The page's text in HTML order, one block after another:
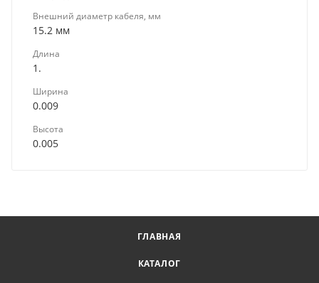
Внешний диаметр кабеля, мм
15.2 мм
Длина
1.
Ширина
0.009
Высота
0.005
ГЛАВНАЯ
КАТАЛОГ